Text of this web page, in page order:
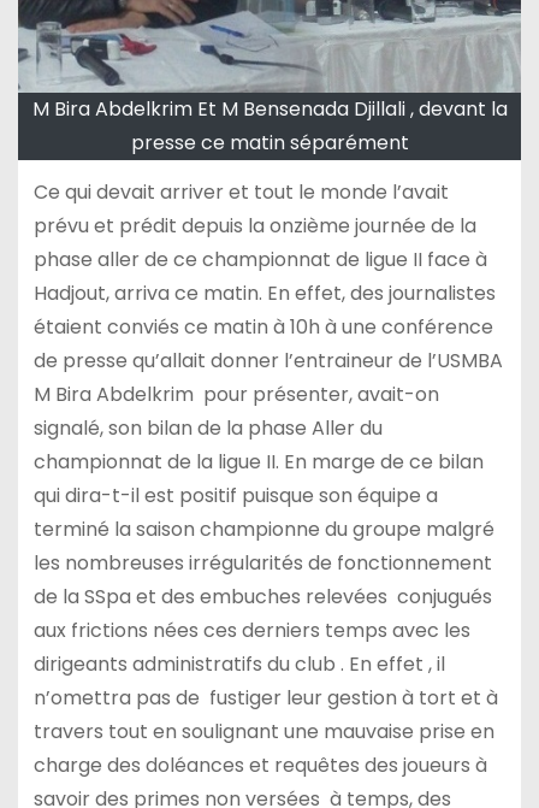
M Bira Abdelkrim Et M Bensenada Djillali , devant la
presse ce matin séparément
Ce qui devait arriver et tout le monde l’avait
prévu et prédit depuis la onzième journée de la
phase aller de ce championnat de ligue II face à
Hadjout, arriva ce matin. En effet, des journalistes
étaient conviés ce matin à 10h à une conférence
de presse qu’allait donner l’entraineur de l’USMBA
M Bira Abdelkrim pour présenter, avait-on
signalé, son bilan de la phase Aller du
championnat de la ligue II. En marge de ce bilan
qui dira-t-il est positif puisque son équipe a
terminé la saison championne du groupe malgré
les nombreuses irrégularités de fonctionnement
de la SSpa et des embuches relevées conjugués
aux frictions nées ces derniers temps avec les
dirigeants administratifs du club . En effet , il
n’omettra pas de fustiger leur gestion à tort et à
travers tout en soulignant une mauvaise prise en
charge des doléances et requêtes des joueurs à
savoir des primes non versées à temps, des